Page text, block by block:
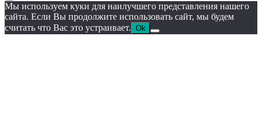
Мы используем куки для наилучшего представления нашего
сайта. Если Вы продолжите использовать сайт, мы будем
считать что Вас это устраивает. Ok